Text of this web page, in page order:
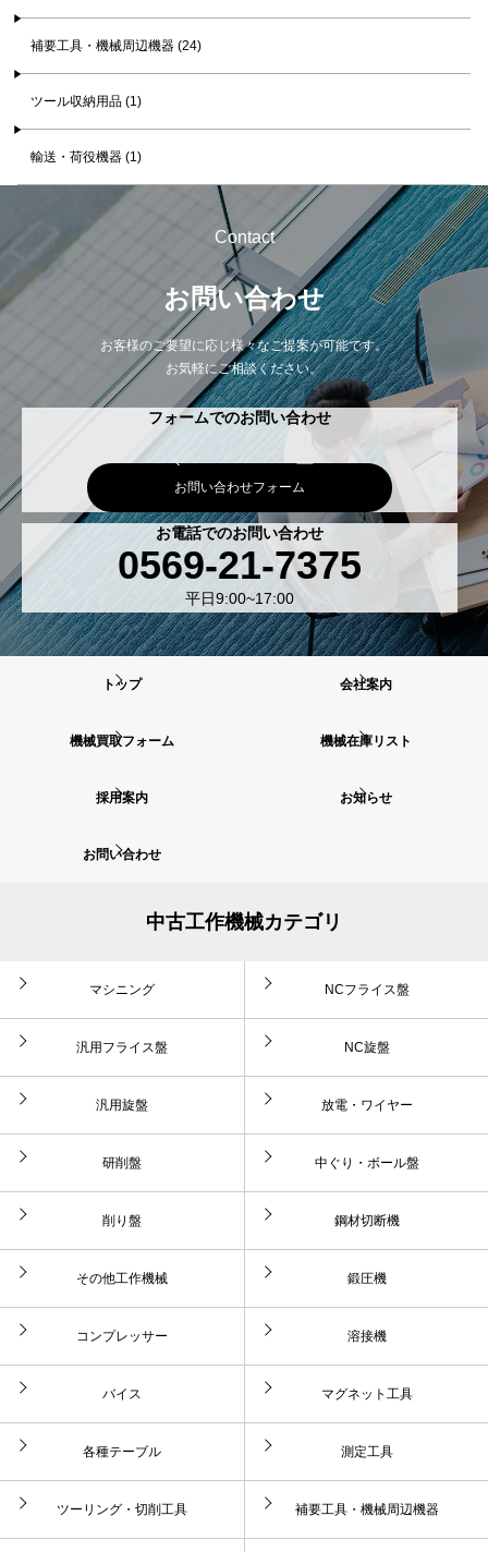
補要工具・機械周辺機器 (24)
ツール収納用品 (1)
輸送・荷役機器 (1)
Contact
お問い合わせ
お客様のご要望に応じ様々なご提案が可能です。
お気軽にご相談ください。
フォームでのお問い合わせ
お問い合わせフォーム
お電話でのお問い合わせ
0569-21-7375
平日9:00~17:00
トップ 会社案内
機械買取フォーム 機械在庫リスト
採用案内 お知らせ
お問い合わせ
中古工作機械カテゴリ
マシニング NCフライス盤
汎用フライス盤 NC旋盤
汎用旋盤 放電・ワイヤー
研削盤 中ぐり・ボール盤
削り盤 鋼材切断機
その他工作機械 鍛圧機
コンプレッサー 溶接機
バイス マグネット工具
各種テーブル 測定工具
ツーリング・切削工具 補要工具・機械周辺機器